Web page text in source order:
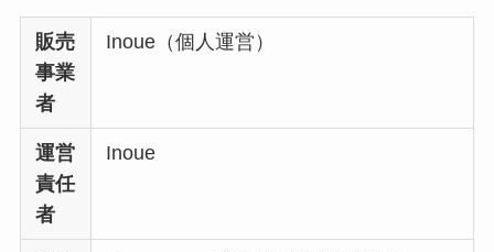
販売
事業
者
Inoue（個人運営）
運営
責任
者
Inoue